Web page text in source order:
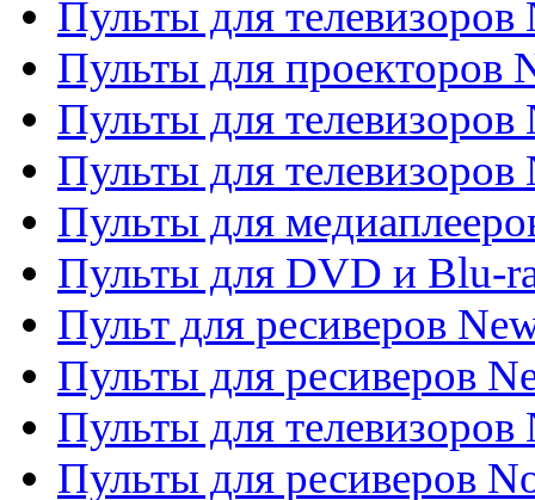
Пульты для телевизоров
Пульты для проекторов
Пульты для телевизоров
Пульты для телевизоров
Пульты для
Пульты для DVD и Blu-
Пульт для ресиверов
Пульты для ресиверов
Пульты для телевизоров
Пульты для ресиверов